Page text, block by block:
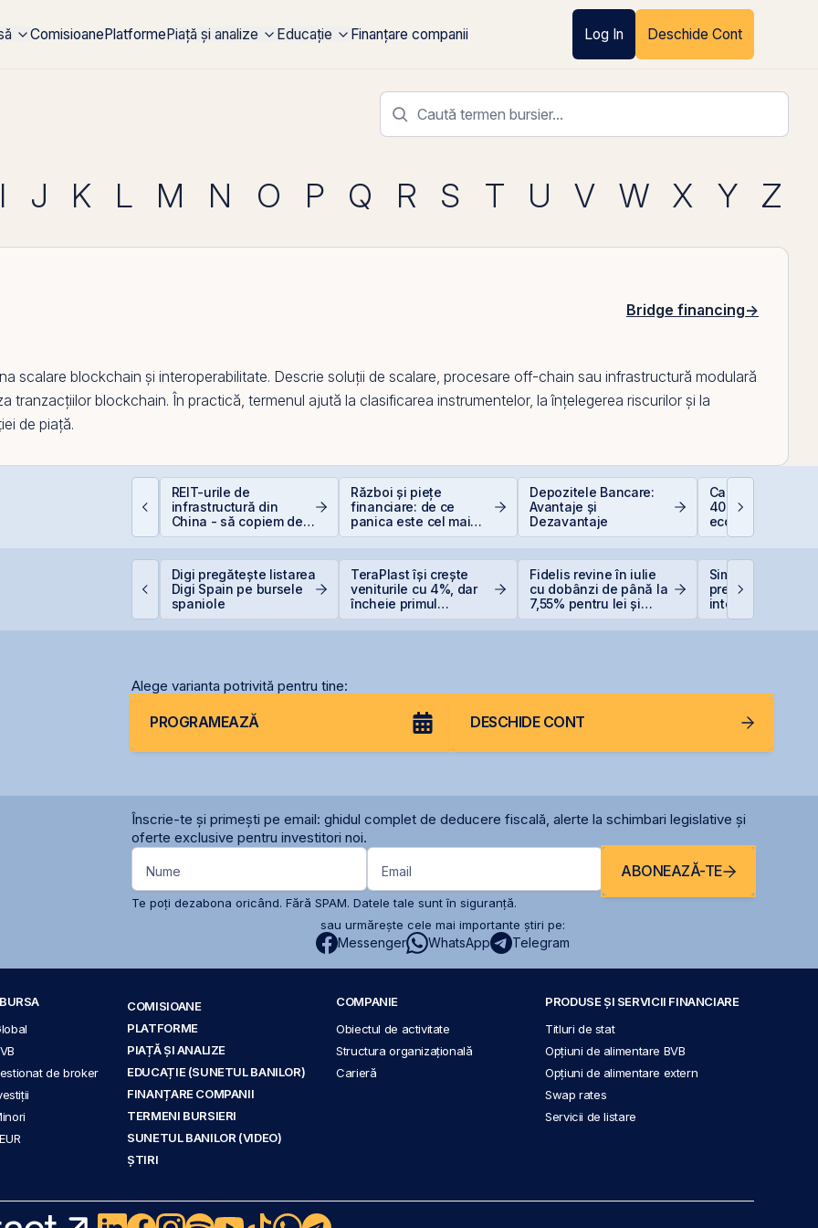
ComisioanePlatformePiață și analize Educație Finanțare companii Log In Deschide Cont
I J K L M N O P Q R S T U V W X Y Z
Bridge financing→
scalare blockchain și interoperabilitate. Descrie soluții de scalare, procesare off-chain sau infrastructură modulară
tranzacțiilor blockchain. În practică, termenul ajută la clasificarea instrumentelor, la înțelegerea riscurilor și la
de piață.
REIT-urile de
infrastructură din
China - să copiem de
la cel ce copiază?!
Război și piețe
financiare: de ce
panica este cel mai
scump sfat
Depozitele Bancare:
Avantaje și
Dezavantaje
Calculator
400 EUR — cât
economisești
Digi pregătește listarea
Digi Spain pe bursele
spaniole
TeraPlast își crește
veniturile cu 4%, dar
încheie primul
Fidelis revine în iulie
cu dobânzi de până la
7,55% pentru lei și
Simtel își extinde
prezența
internațională
deschiderea unei
Alege varianta potrivită pentru tine:
PROGRAMEAZĂ DESCHIDE CONT
Înscrie-te și primești pe email: ghidul complet de deducere fiscală, alerte la schimbari legislative și
oferte exclusive pentru investitori noi.
Nume Email ABONEAZĂ-TE
Te poți dezabona oricând. Fără SPAM. Datele tale sunt în siguranță.
sau urmărește cele mai importante știri pe:
Messenger WhatsApp Telegram
de broker
COMISIOANE
PLATFORME
PIAȚĂ ȘI ANALIZE
EDUCAȚIE (SUNETUL BANILOR)
FINANȚARE COMPANII
TERMENI BURSIERI
SUNETUL BANILOR (VIDEO)
ȘTIRI
COMPANIE
Obiectul de activitate
Structura organizațională
Carieră
PRODUSE ȘI SERVICII FINANCIARE
Titluri de stat
Opțiuni de alimentare BVB
Opțiuni de alimentare extern
Swap rates
Servicii de listare